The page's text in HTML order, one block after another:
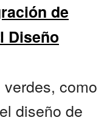
de
Diseño
como
diseño de